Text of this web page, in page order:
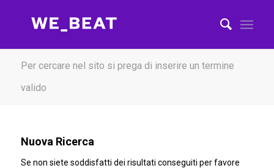
Per cercare nel sito si prega di inserire un termine
valido
Nuova Ricerca
Se non siete soddisfatti dei risultati conseguiti per favore